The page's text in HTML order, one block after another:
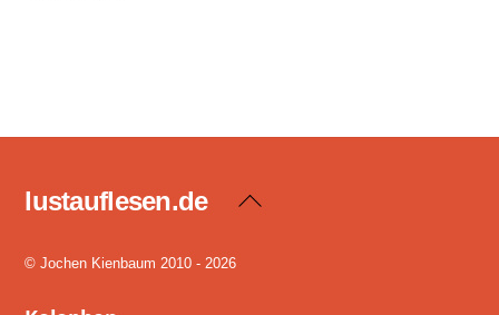
Back
lustauflesen.de
© Jochen Kienbaum 2010 - 2026